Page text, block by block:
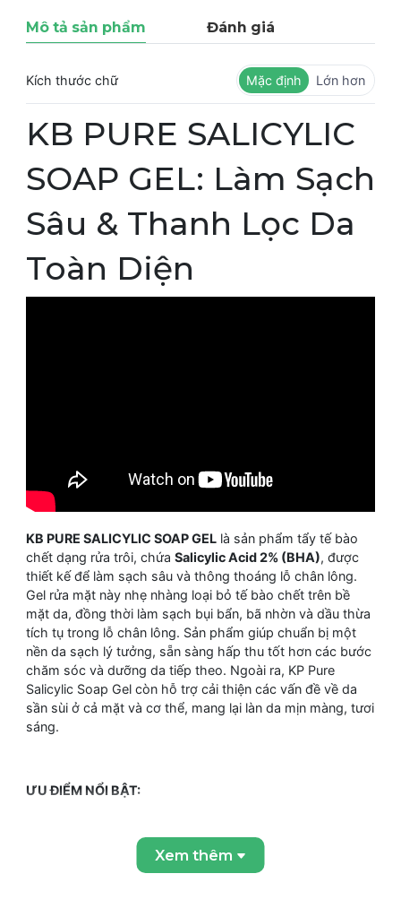
Mô tả sản phẩm Đánh giá
Kích thước chữ Mặc định Lớn hơn
KB PURE SALICYLIC
SOAP GEL: Làm Sạch
Sâu & Thanh Lọc Da
Toàn Diện
KB PURE SALICYLIC SOAP GEL là sản phẩm tẩy tế bào
chết dạng rửa trôi, chứa Salicylic Acid 2% (BHA), được
thiết kế để làm sạch sâu và thông thoáng lỗ chân lông.
Gel rửa mặt này nhẹ nhàng loại bỏ tế bào chết trên bề
mặt da, đồng thời làm sạch bụi bẩn, bã nhờn và dầu thừa
tích tụ trong lỗ chân lông. Sản phẩm giúp chuẩn bị một
nền da sạch lý tưởng, sẵn sàng hấp thu tốt hơn các bước
chăm sóc và dưỡng da tiếp theo. Ngoài ra, KP Pure
Salicylic Soap Gel còn hỗ trợ cải thiện các vấn đề về da
sần sùi ở cả mặt và cơ thể, mang lại làn da mịn màng, tươi
sáng.
ƯU ĐIỂM NỔI BẬT:
thấu sâu vào lỗ chân lông, giúp loại bỏ tế bào chết, dầu
thừa và cặn bã gây bít tắc, từ đó làm thông thoáng và thu
Xem thêm